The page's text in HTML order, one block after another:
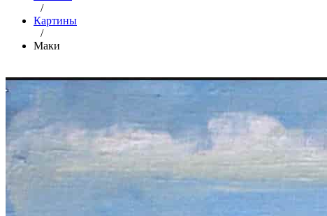
/
Картины
/
Маки